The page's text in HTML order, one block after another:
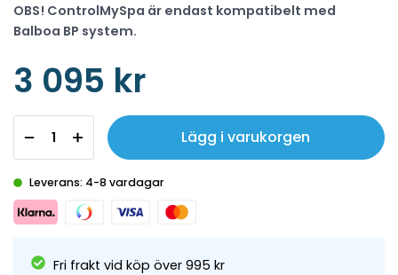
OBS! ControlMySpa är endast kompatibelt med
Balboa BP system.
3 095 kr
Lägg i varukorgen
Leverans: 4-8 vardagar
Fri frakt vid köp över 995 kr